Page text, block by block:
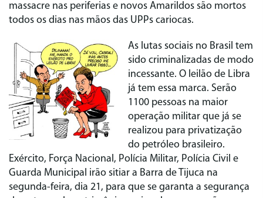
massacre nas periferias e novos Amarildos são mortos
todos os dias nas mãos das UPPs cariocas.
As lutas sociais no Brasil tem
sido criminalizadas de modo
incessante. O leilão de Libra
já tem essa marca. Serão
1100 pessoas na maior
operação militar que já se
realizou para privatização
do petróleo brasileiro.
Exército, Força Nacional, Polícia Militar, Polícia Civil e
Guarda Municipal irão sitiar a Barra de Tijuca na
segunda-feira, dia 21, para que se garanta a segurança